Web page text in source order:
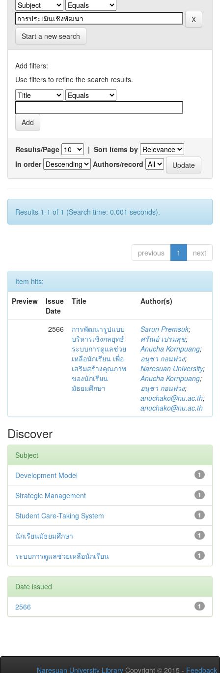
Start a new search
Add filters:
Use filters to refine the search results.
Results/Page | Sort items by
In order
Authors/record
Results 1-1 of 1 (Search time: 0.001 seconds).
previous 1 next
Item hits:
Preview
Issue
Date
Title Author(s)
2566
การพัฒนารูปแบบ
บริหารเชิงกลยุทธ์
ระบบการดูแลช่วย
เหลือนักเรียน เพื่อ
เสริมสร้างคุณภาพ
ของนักเรียน
มัธยมศึกษา
Sarun Premsuk;
ศรัณย์ เปรมสุข;
Anucha Kornpuang;
อนุชา กอนพ่วง;
Naresuan University;
Anucha Kornpuang;
อนุชา กอนพ่วง;
anuchako@nu.ac.th;
anuchako@nu.ac.th
Discover
Subject
1
Development Model
1
Strategic Management
1
Student Care-Taking System
1
นักเรียนมัธยมศึกษา
1
ระบบการดูแลช่วยเหลือนักเรียน
Date issued
1
2566
Naresuan University Library Copyright © 2015 - Feedback